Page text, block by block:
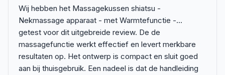
Wij hebben het Massagekussen shiatsu -
Nekmassage apparaat - met Warmtefunctie -...
getest voor dit uitgebreide review. De de
massagefunctie werkt effectief en levert merkbare
resultaten op. Het ontwerp is compact en sluit goed
aan bij thuisgebruik. Een nadeel is dat de handleiding